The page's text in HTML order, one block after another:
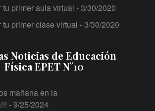
tu primer aula virtual - 3/30/2020
tu primer clase virtual - 3/30/2020
Noticias de Educación
Física EPET N°10
mañana en la
- 9/25/2024